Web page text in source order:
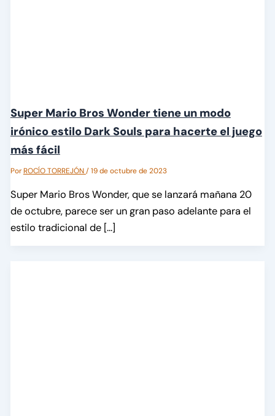
Super Mario Bros Wonder tiene un modo
irónico estilo Dark Souls para hacerte el juego
más fácil
PorROCÍO TORREJÓN/19 de octubre de 2023
Super Mario Bros Wonder, que se lanzará mañana 20
de octubre, parece ser un gran paso adelante para el
estilo tradicional de […]